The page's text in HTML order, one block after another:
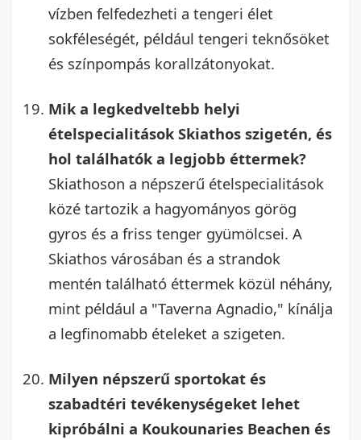
vízben felfedezheti a tengeri élet
sokféleségét, például tengeri teknősöket
és színpompás korallzátonyokat.
Mik a legkedveltebb helyi
ételspecialitások Skiathos szigetén, és
hol találhatók a legjobb éttermek?
Skiathoson a népszerű ételspecialitások
közé tartozik a hagyományos görög
gyros és a friss tenger gyümölcsei. A
Skiathos városában és a strandok
mentén található éttermek közül néhány,
mint például a "Taverna Agnadio," kínálja
a legfinomabb ételeket a szigeten.
Milyen népszerű sportokat és
szabadtéri tevékenységeket lehet
kipróbálni a Koukounaries Beachen és